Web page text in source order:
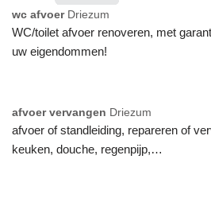
wc afvoer Driezum
WC/toilet afvoer renoveren, met
uw eigendommen!
afvoer vervangen Driezum
afvoer of standleiding, repareren of
keuken, douche, regenpijp,…